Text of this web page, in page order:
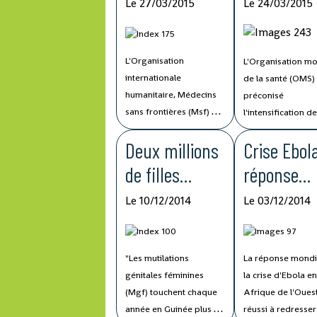
Ebola
Le 27/03/2015
L'Organisation
internationale
humanitaire, Médecins
sans frontières (Msf) a
publié lundi un rapport
critique sur la gestion
de l'épidémie d'Ebola
par la Communauté
internationale, un an
virus en Afrique de
révèle des points
faibles de la réaction
internationale à cette
de la
dans les
touchés par
Ebola
Le 24/03/2015
L'Organisation
de la santé (OMS)
préconisé
l'intensification
activités de
systématique pour
croissant
de rougeole, de
maladies évitables
pays touchés par
Deux millions
de filles
excisées en
Guinée-
chaque année
Le 10/12/2014
"Les mutilations
génitales féminines
(Mgf) touchent chaque
année en Guinée plus de
Crise
réponse
mondiale
un succès
Le 03/12/2014
La réponse
la crise d'Ebola en
Afrique de
réussi à